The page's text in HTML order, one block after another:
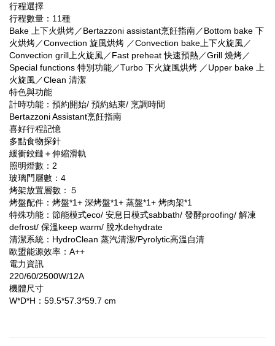
行程選擇
行程數量：11種
Bake 上下火烘烤／Bertazzoni assistant烹飪指南／Bottom bake 下
火烘烤／Convection 旋風烘烤 ／Convection bake上下火旋風／
Convection grill上火旋風／Fast preheat 快速預熱／Grill 燒烤／
Special functions 特別功能／Turbo 下火旋風烘烤 ／Upper bake 上
火旋風／Clean 清潔
特色與功能
計時功能：預約開始/ 預約結束/ 烹調時間
Bertazzoni Assistant烹飪指南
喜好行程記憶
多點食物探針
緩衝鉸鏈＋伸縮滑軌
照明燈數：2
玻璃門層數：4
烤架放置層數：５
烤盤配件：烤盤*1+ 深烤盤*1+ 蒸盤*1+ 烤肉架*1
特殊功能：節能模式eco/ 安息日模式sabbath/ 發酵proofing/ 解凍
defrost/ 保溫keep warm/ 脫水dehydrate
清潔系統：HydroClean 蒸汽清潔/Pyrolytic高溫自清
歐盟能源效率：A++
電力資訊
220/60/2500W/12A
機體尺寸
W*D*H：59.5*57.3*59.7 cm